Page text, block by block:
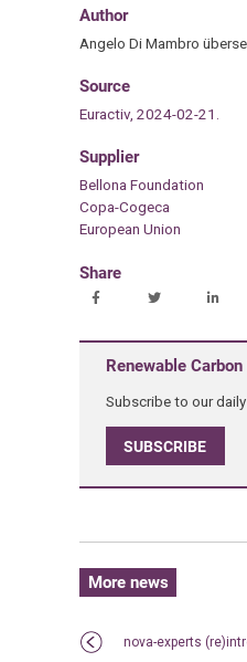
Author
Angelo Di Mambro
Source
Euractiv, 2024-02-21.
Supplier
Bellona Foundation
Copa-Cogeca
European Union
Share
Renewable
Subscribe to our
SUBSCRIBE
More news
nova-experts